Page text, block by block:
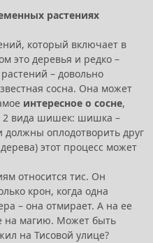
растениях
который включает в
это деревья и редко –
– довольно
сосна. Она может
интересное о сосне,
2 вида шишек: шишка –
оплодотворить друг
этот процесс может
относится тис. Он
крон, когда одна
– она отмирает. А на ее
на магию. Может быть
на Тисовой улице?